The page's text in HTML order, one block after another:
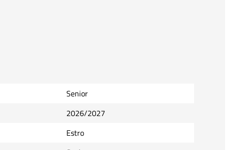
Senior
2026/2027
Estro